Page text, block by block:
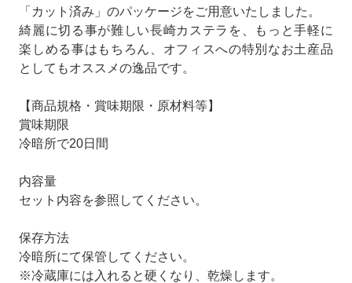
「カット済み」のパッケージをご用意いたしました。
綺麗に切る事が難しい長崎カステラを、もっと手軽に
楽しめる事はもちろん、オフィスへの特別なお土産品
としてもオススメの逸品です。
【商品規格・賞味期限・原材料等】
賞味期限
冷暗所で20日間
内容量
セット内容を参照してください。
保存方法
冷暗所にて保管してください。
※冷蔵庫には入れると硬くなり、乾燥します。